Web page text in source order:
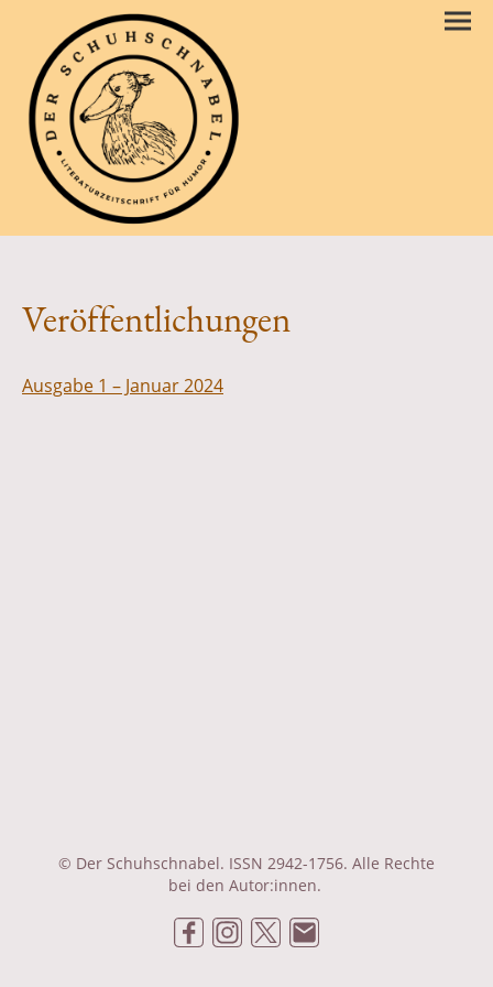
Veröffentlichungen
Ausgabe 1 – Januar 2024
© Der Schuhschnabel. ISSN 2942-1756. Alle Rechte
bei den Autor:innen.